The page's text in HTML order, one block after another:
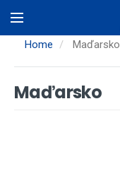
mainHome Maďarsko
Maďarsko